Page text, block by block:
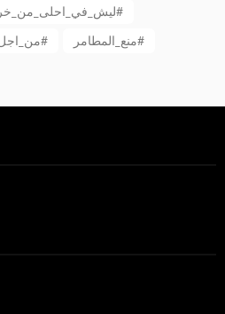
ليش_في_احلى_من_خرا_لبنان#
من_اجل_لبنان_جديد# منع_المطامر#